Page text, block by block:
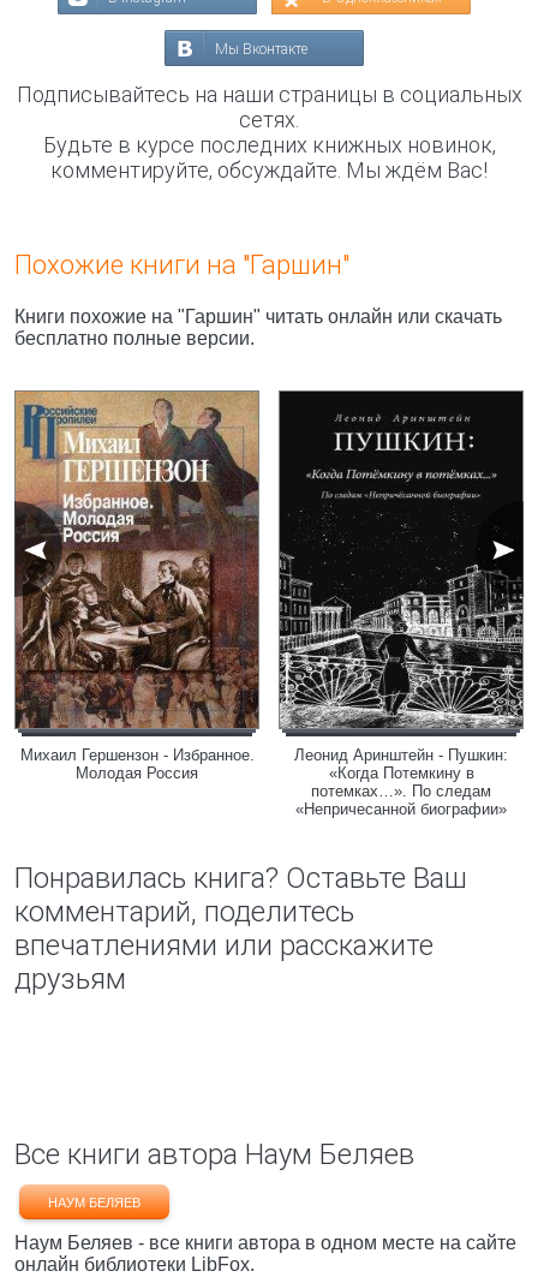
Мы Вконтакте
Подписывайтесь на наши страницы в социальных
сетях.
Будьте в курсе последних книжных новинок,
комментируйте, обсуждайте. Мы ждём Вас!
Похожие книги на "Гаршин"
Книги похожие на "Гаршин" читать онлайн или скачать
бесплатно полные версии.
Михаил Гершензон - Избранное.
Молодая Россия
Леонид Аринштейн - Пушкин:
«Когда Потемкину в
потемках…». По следам
«Непричесанной биографии»
Понравилась книга? Оставьте Ваш
комментарий, поделитесь
впечатлениями или расскажите
друзьям
Все книги автора Наум Беляев
НАУМ БЕЛЯЕВ
Наум Беляев - все книги автора в одном месте на сайте
онлайн библиотеки LibFox.